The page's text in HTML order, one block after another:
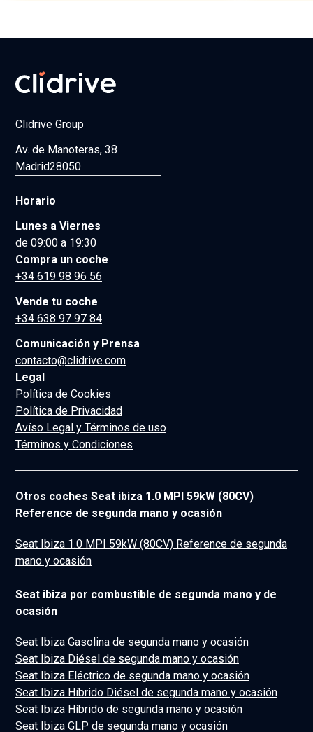
Clidrive Group
Av. de Manoteras, 38
Madrid28050
Horario
Lunes a Viernes
de 09:00 a 19:30
Compra un coche
+34 619 98 96 56
Vende tu coche
+34 638 97 97 84
Comunicación y Prensa
contacto@clidrive.com
Legal
Política de Cookies
Política de Privacidad
Avíso Legal y Términos de uso
Términos y Condiciones
Otros coches Seat ibiza 1.0 MPI 59kW (80CV)
Reference de segunda mano y ocasión
Seat Ibiza 1.0 MPI 59kW (80CV) Reference de segunda
mano y ocasión
Seat ibiza por combustible de segunda mano y de
ocasión
Seat Ibiza Gasolina de segunda mano y ocasión
Seat Ibiza Diésel de segunda mano y ocasión
Seat Ibiza Eléctrico de segunda mano y ocasión
Seat Ibiza Híbrido Diésel de segunda mano y ocasión
Seat Ibiza Híbrido de segunda mano y ocasión
Seat Ibiza GLP de segunda mano y ocasión